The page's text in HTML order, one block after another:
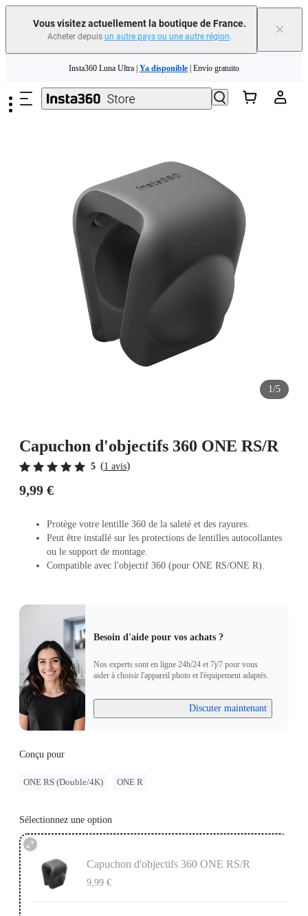
Vous visitez actuellement la boutique de France.
Acheter depuis un autre pays ou une autre région. ×
Need shopping help? | Chat with our experts now!
Insta360 Luna Ultra | Ya disponible | Envío gratuito
1/5
Capuchon d'objectifs 360 ONE RS/R
5 (1 avis)
9,99 €
Protège votre lentille 360 de la saleté et des rayures.
Peut être installé sur les protections de lentilles autocollantes
ou le support de montage.
Compatible avec l'objectif 360 (pour ONE RS/ONE R).
Besoin d'aide pour vos achats ?
Nos experts sont en ligne 24h/24 et 7j/7 pour vous
aider à choisir l'appareil photo et l'équipement adaptés.
Discuter maintenant
Conçu pour
ONE RS (Double/4K) ONE R
Sélectionnez une option
Capuchon d'objectifs 360 ONE RS/R
9,99 €